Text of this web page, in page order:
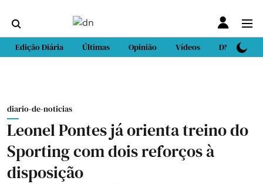
Edição Diária Últimas Opinião Vídeos DN Sport
diario-de-noticias
Leonel Pontes já orienta treino do
Sporting com dois reforços à
disposição